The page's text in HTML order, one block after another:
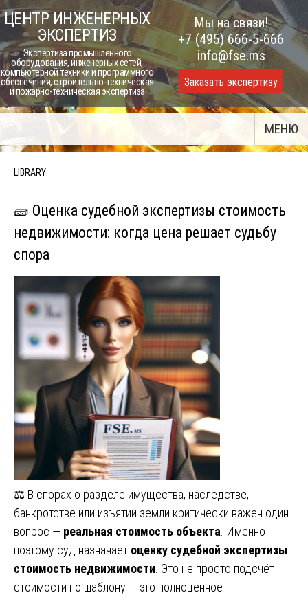
Skip
to
content
ЦЕНТР ИНЖЕНЕРНЫХ
ЭКСПЕРТИЗ
Экспертиза промышленного
оборудования, инженерных сетей,
компьютерной техники и программного
обеспечения, строительно-техническая
и пожарно-техническая экспертиза
Мы на связи!
+7 (495) 666-5-666
info@fse.ms
Заказать экспертизу
МЕНЮ
LIBRARY
🧱 Оценка судебной экспертизы стоимость
недвижимости: когда цена решает судьбу
спора
⚖️ В спорах о разделе имущества, наследстве,
банкротстве или изъятии земли критически важен один
вопрос — реальная стоимость объекта . Именно
поэтому суд назначает оценку судебной экспертизы
стоимость недвижимости . Это не просто подсчёт
стоимости по шаблону — это полноценное